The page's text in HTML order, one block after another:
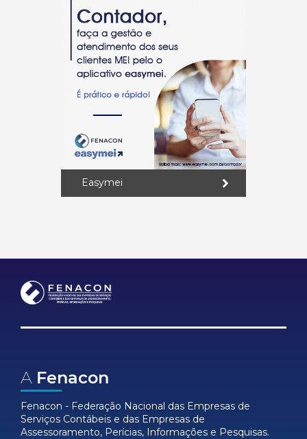
Easymei
A Fenacon
Fenacon - Federação Nacional das Empresas de
Serviços Contábeis e das Empresas de
Assessoramento, Perícias, Informações e Pesquisas.